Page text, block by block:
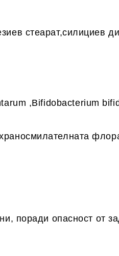
стеарат,силициев
,Bifidobacterium
поради опасност от